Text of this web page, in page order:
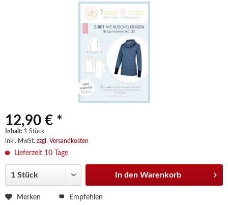
12,90 € *
Inhalt: 1 Stück
inkl. MwSt. zzgl. Versandkosten
Lieferzeit 10 Tage
In den Warenkorb
Merken Empfehlen